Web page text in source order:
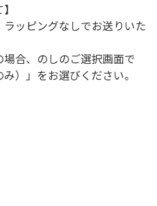
ッピングなしでお送りいた
合、のしのご選択画面で
）」をお選びください。